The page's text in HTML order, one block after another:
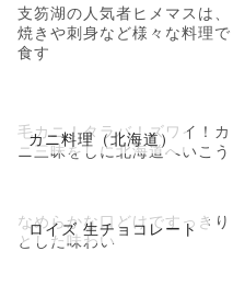
支笏湖の人気者ヒメマスは、
焼きや刺身など様々な料理で
食す
カニ料理（北海道）
毛カニ！タラバ！ズワイ！カ
ニ三昧をしに北海道へいこう
ロイズ 生チョコレート
なめらかな口どけですっきり
とした味わい